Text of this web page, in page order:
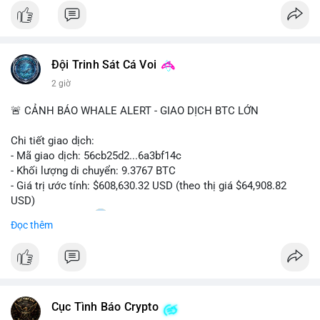
$btc
📰 Nguồn: CoinDesk
Đội Trinh Sát Cá Voi
2 giờ
🚨 CẢNH BÁO WHALE ALERT - GIAO DỊCH BTC LỚN
Chi tiết giao dịch:
- Mã giao dịch: 56cb25d2...6a3bf14c
- Khối lượng di chuyển: 9.3767 BTC
- Giá trị ước tính: $608,630.32 USD (theo thị giá $64,908.82
USD)
- Thời gian: 02:20
Nhận định phân tích:
Giao dịch gần 610 nghìn USD được thực hiện trong khung giờ
bình lớn này, khả năng cao là cá voi đang tái phân bổ tài sản
Đọc thêm
Cục Tình Báo Crypto